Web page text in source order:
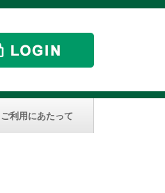
ご利用にあたって